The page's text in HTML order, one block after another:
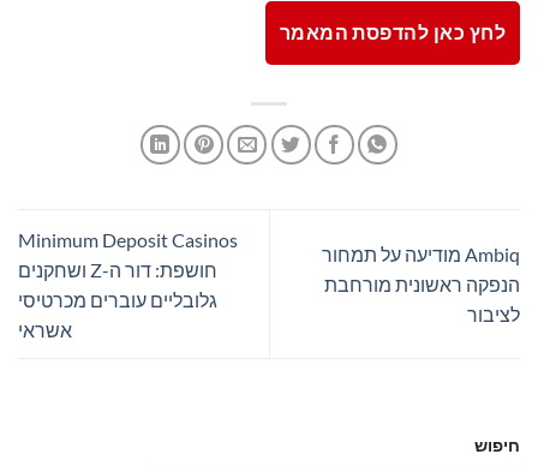
לחץ כאן להדפסת המאמר
Ambiq מודיעה על תמחור
הנפקה ראשונית מורחבת
לציבור
Minimum Deposit Casinos
חושפת: דור ה-Z ושחקנים
גלובליים עוברים מכרטיסי
אשראי
חיפוש